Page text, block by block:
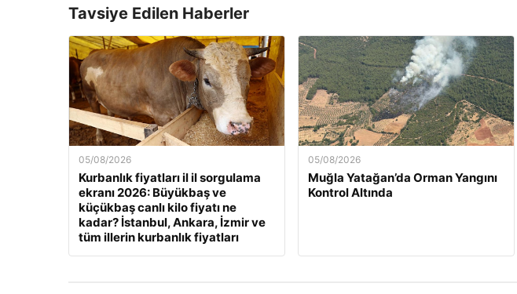
Tavsiye Edilen Haberler
05/08/2026
Kurbanlık fiyatları il il sorgulama
ekranı 2026: Büyükbaş ve
küçükbaş canlı kilo fiyatı ne
kadar? İstanbul, Ankara, İzmir ve
tüm illerin kurbanlık fiyatları
05/08/2026
Muğla Yatağan’da Orman Yangını
Kontrol Altında